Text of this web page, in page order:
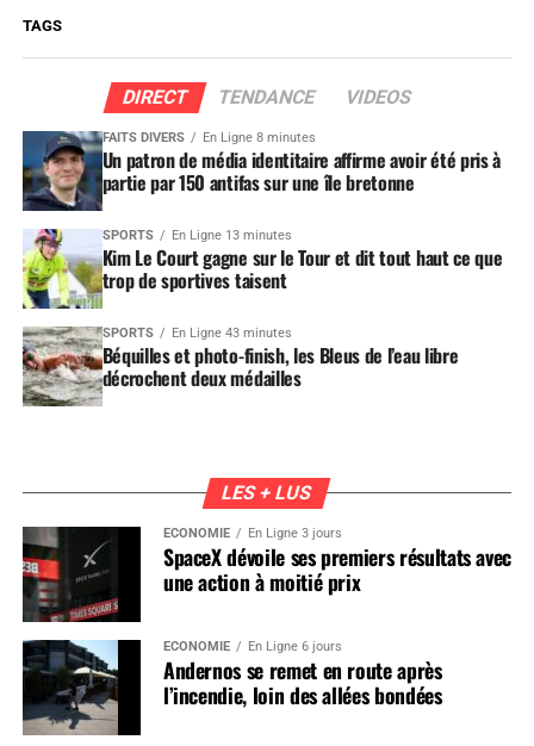
TAGS
DIRECT TENDANCE VIDEOS
FAITS DIVERS En Ligne 8 minutes
Un patron de média identitaire affirme avoir été pris à
partie par 150 antifas sur une île bretonne
SPORTS En Ligne 13 minutes
Kim Le Court gagne sur le Tour et dit tout haut ce que
trop de sportives taisent
SPORTS En Ligne 43 minutes
Béquilles et photo-finish, les Bleus de l’eau libre
décrochent deux médailles
LES + LUS
ÉCONOMIE En Ligne 3 jours
SpaceX dévoile ses premiers résultats avec
une action à moitié prix
ÉCONOMIE En Ligne 6 jours
Andernos se remet en route après
l’incendie, loin des allées bondées